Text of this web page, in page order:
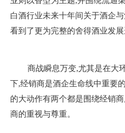
白酒行业未来十年间关于酒企
看到了更为完整的舍得酒业发展
商战瞬息万变,尤其是在大
下,经销商是酒企生命线中重要
的大动作有两个都是围绕经销
商的重视与尊重。